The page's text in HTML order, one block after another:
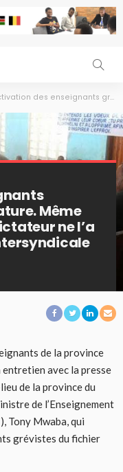
grévistes : « C’est la dictature. Même Mobutu qu’on traite de dictateur ne l’a pas fait en son temps » intersyndicale du Sud-Ubangi
Même
ne l’a
de la province
entretien avec la presse
de la province du
de l’Enseignement
Tony Mwaba, qui
grévistes du fichier